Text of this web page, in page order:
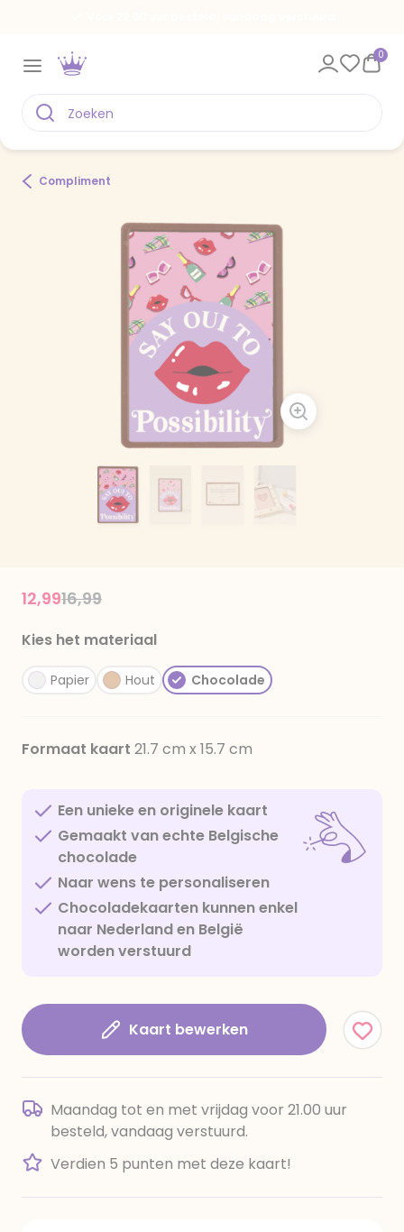
0
Compliment
Price reduced from
16,99to
12,99
Kies het materiaal
Papier Hout Chocolade
Formaat kaart 21.7 cm x 15.7 cm
Een unieke en originele kaart
Gemaakt van echte Belgische
chocolade
Naar wens te personaliseren
Chocoladekaarten kunnen enkel
naar Nederland en België
worden verstuurd
Kaart bewerken
Maandag tot en met vrijdag voor 21.00 uur
besteld, vandaag verstuurd.
Verdien 5 punten met deze kaart!